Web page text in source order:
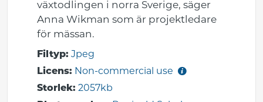
växtodlingen i norra Sverige, säger
Anna Wikman som är projektledare
för mässan.
Filtyp: Jpeg
Licens: Non-commercial use
Storlek: 2057kb